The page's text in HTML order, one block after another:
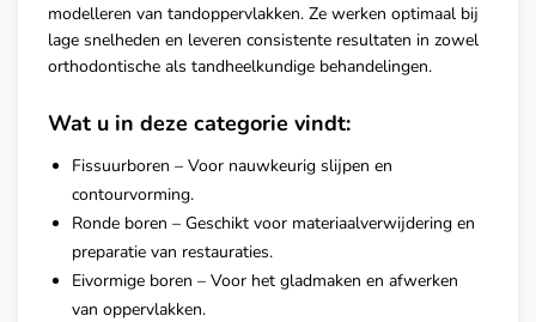
modelleren van tandoppervlakken. Ze werken optimaal bij
lage snelheden en leveren consistente resultaten in zowel
orthodontische als tandheelkundige behandelingen.
Wat u in deze categorie vindt:
Fissuurboren – Voor nauwkeurig slijpen en
contourvorming.
Ronde boren – Geschikt voor materiaalverwijdering en
preparatie van restauraties.
Eivormige boren – Voor het gladmaken en afwerken
van oppervlakken.